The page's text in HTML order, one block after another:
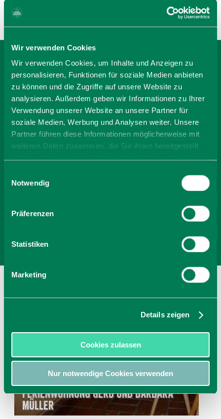
Wir verwenden Cookies
Wir verwenden Cookies, um Inhalte und Anzeigen zu
personalisieren, Funktionen für soziale Medien anbieten
zu können und die Zugriffe auf unsere Website zu
analysieren. Außerdem geben wir Informationen zu Ihrer
Verwendung unserer Website an unsere Partner für
soziale Medien, Werbung und Analysen weiter. Unsere
Partner führen diese Informationen möglicherweise mit
weiteren Daten zusammen, die Sie ihnen bereitgestellt
Cookies, wenn Sie unsere Webseite weiterhin nutzen.
Notwendig
Präferenzen
Statistiken
Marketing
Details zeigen
Cookies zulassen
Nur notwendige Cookies verwenden
BEI FERIENWOHNUNG
GERD UND BARBARA
MÜLLER BUCHEN
-
Anzahl Personen
Ferienwohnung Gerd und Barbara
Müller